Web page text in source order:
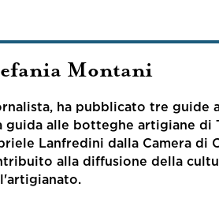
Montani
ha pubblicato tre guide
guida alle botteghe artigiane di
Lanfredini dalla Camera di
alla diffusione della